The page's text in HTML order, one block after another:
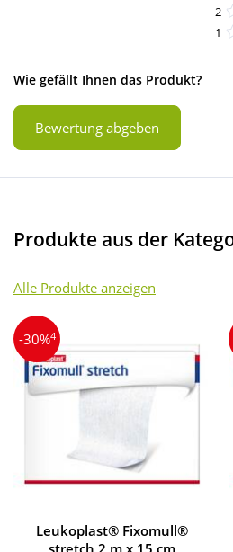
2
1
Wie gefällt Ihnen das Produkt?
Bewertung abgeben
Produkte aus der
Alle Produkte anzeigen
-30%4
Leukoplast® Fixomull®